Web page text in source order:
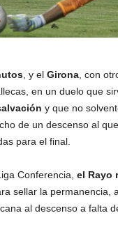
, y el Girona, con
en un duelo que
y que no
de un descenso al
para el final.
Conferencia, el Rayo
sellar la permanencia,
al descenso a falta